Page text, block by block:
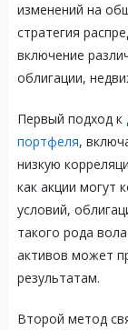
изменений на
стратегия
включение
облигации,
Первый подход к
портфеля,
низкую
как акции могут
условий,
такого рода
активов может
результатам.
Второй метод